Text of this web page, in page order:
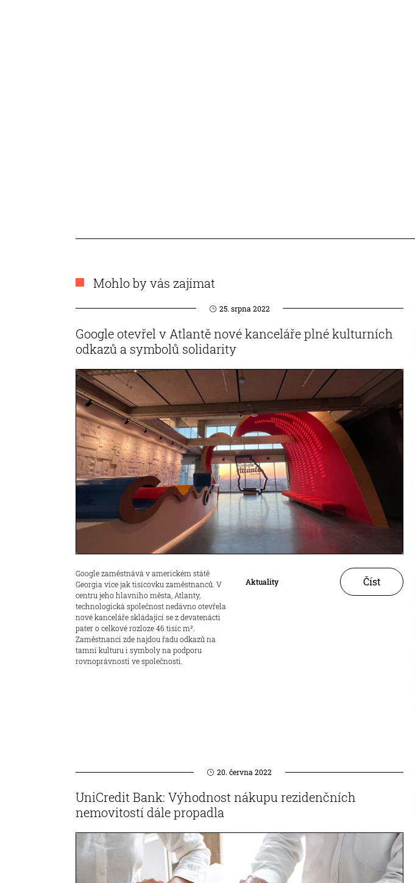
Mohlo by vás zajímat
25. srpna 2022
Google otevřel v Atlantě nové kanceláře plné kulturních
odkazů a symbolů solidarity
Google zaměstnává v americkém státě
Georgia více jak tisícovku zaměstnanců. V
centru jeho hlavního města, Atlanty,
technologická společnost nedávno otevřela
nové kanceláře skládající se z devatenácti
pater o celkové rozloze 46 tisíc m².
Zaměstnanci zde najdou řadu odkazů na
tamní kulturu i symboly na podporu
rovnoprávnosti ve společnosti.
Aktuality Číst
20. června 2022
UniCredit Bank: Výhodnost nákupu rezidenčních
nemovitostí dále propadla